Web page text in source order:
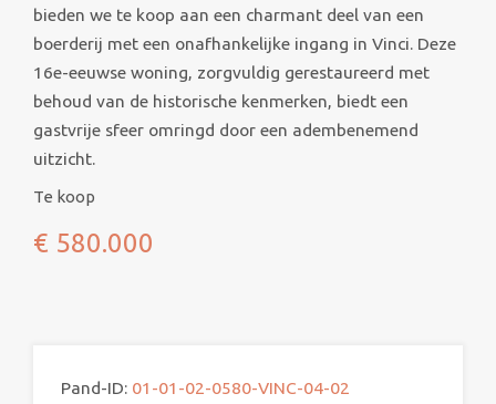
bieden we te koop aan een charmant deel van een
boerderij met een onafhankelijke ingang in Vinci. Deze
16e-eeuwse woning, zorgvuldig gerestaureerd met
behoud van de historische kenmerken, biedt een
gastvrije sfeer omringd door een adembenemend
uitzicht.
Te koop
€ 580.000
Pand-ID: 01-01-02-0580-VINC-04-02